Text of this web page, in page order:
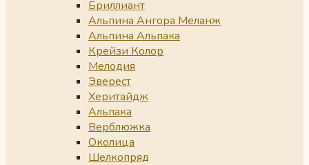
Бриллиант
Альпина Ангора Меланж
Альпина Альпака
Крейзи Колор
Мелодия
Эверест
Херитайдж
Альпака
Верблюжка
Околица
Шелкопряд